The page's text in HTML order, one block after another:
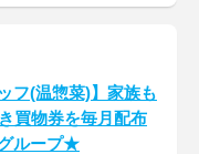
フ(温惣菜)】家族も
買物券を毎月配布
ループ★